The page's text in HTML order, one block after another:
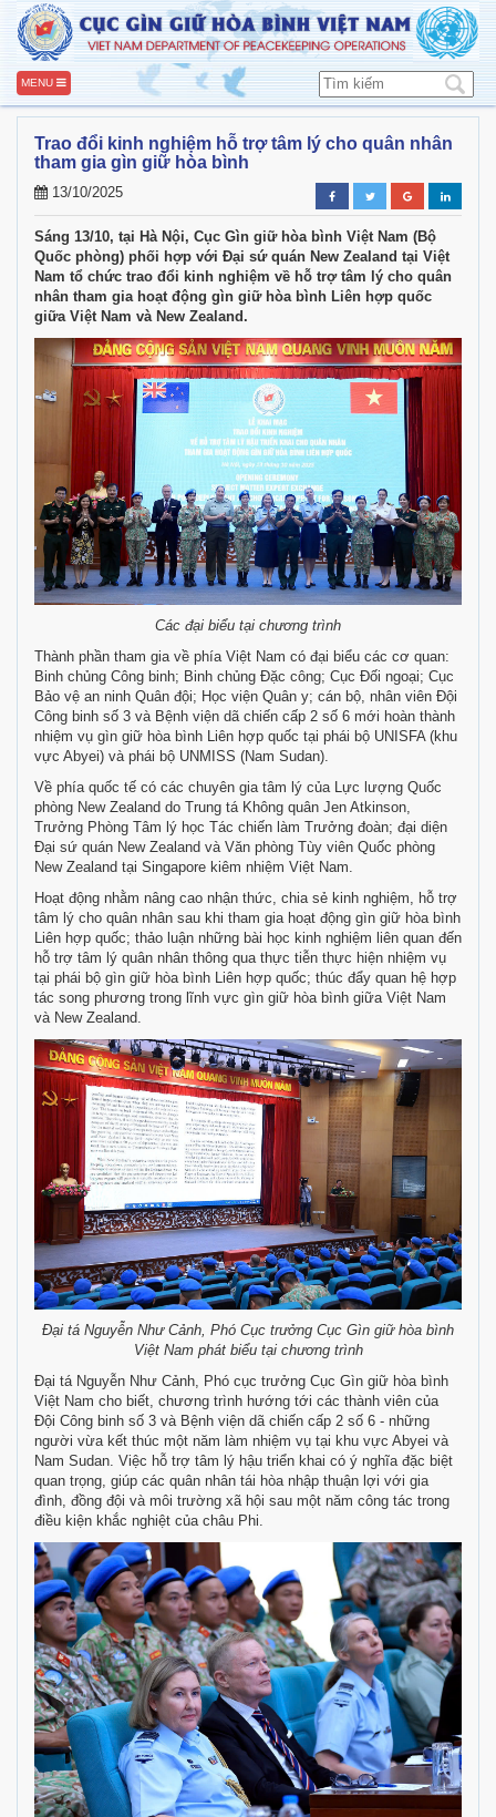
MENU
Trao đổi kinh nghiệm hỗ trợ tâm lý cho quân nhân
tham gia gìn giữ hòa bình
13/10/2025
Sáng 13/10, tại Hà Nội, Cục Gìn giữ hòa bình Việt Nam (Bộ
Quốc phòng) phối hợp với Đại sứ quán New Zealand tại Việt
Nam tổ chức trao đổi kinh nghiệm về hỗ trợ tâm lý cho quân
nhân tham gia hoạt động gìn giữ hòa bình Liên hợp quốc
giữa Việt Nam và New Zealand.
Các đại biểu tại chương trình
Thành phần tham gia về phía Việt Nam có đại biểu các cơ quan:
Binh chủng Công binh; Binh chủng Đặc công; Cục Đối ngoại; Cục
Bảo vệ an ninh Quân đội; Học viện Quân y; cán bộ, nhân viên Đội
Công binh số 3 và Bệnh viện dã chiến cấp 2 số 6 mới hoàn thành
nhiệm vụ gìn giữ hòa bình Liên hợp quốc tại phái bộ UNISFA (khu
vực Abyei) và phái bộ UNMISS (Nam Sudan).
Về phía quốc tế có các chuyên gia tâm lý của Lực lượng Quốc
phòng New Zealand do Trung tá Không quân Jen Atkinson,
Trưởng Phòng Tâm lý học Tác chiến làm Trưởng đoàn; đại diện
Đại sứ quán New Zealand và Văn phòng Tùy viên Quốc phòng
New Zealand tại Singapore kiêm nhiệm Việt Nam.
Hoạt động nhằm nâng cao nhận thức, chia sẻ kinh nghiệm, hỗ trợ
tâm lý cho quân nhân sau khi tham gia hoạt động gìn giữ hòa bình
Liên hợp quốc; thảo luận những bài học kinh nghiệm liên quan đến
hỗ trợ tâm lý quân nhân thông qua thực tiễn thực hiện nhiệm vụ
tại phái bộ gìn giữ hòa bình Liên hợp quốc; thúc đẩy quan hệ hợp
tác song phương trong lĩnh vực gìn giữ hòa bình giữa Việt Nam
và New Zealand.
Đại tá Nguyễn Như Cảnh, Phó Cục trưởng Cục Gìn giữ hòa bình
Việt Nam phát biểu tại chương trình
Đại tá Nguyễn Như Cảnh, Phó cục trưởng Cục Gìn giữ hòa bình
Việt Nam cho biết, chương trình hướng tới các thành viên của
Đội Công binh số 3 và Bệnh viện dã chiến cấp 2 số 6 - những
người vừa kết thúc một năm làm nhiệm vụ tại khu vực Abyei và
Nam Sudan. Việc hỗ trợ tâm lý hậu triển khai có ý nghĩa đặc biệt
quan trọng, giúp các quân nhân tái hòa nhập thuận lợi với gia
đình, đồng đội và môi trường xã hội sau một năm công tác trong
điều kiện khắc nghiệt của châu Phi.